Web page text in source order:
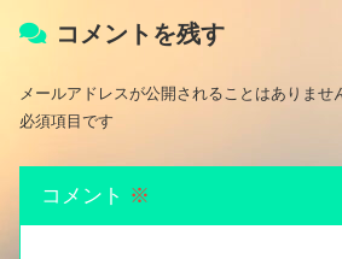
コメントを残す
メールアドレスが公開されることはありませ
必須項目です
コメント ※